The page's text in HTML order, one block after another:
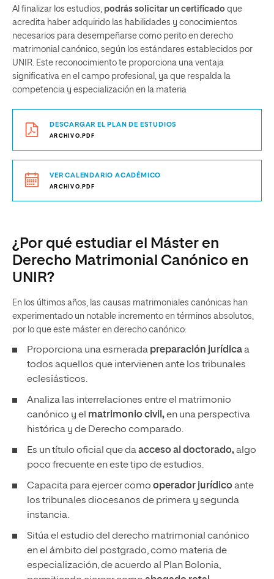
Al finalizar los estudios, podrás solicitar un certificado que
acredita haber adquirido las habilidades y conocimientos
necesarios para desempeñarse como perito en derecho
matrimonial canónico, según los estándares establecidos por
UNIR. Este reconocimiento te proporciona una ventaja
significativa en el campo profesional, ya que respalda la
competencia y especialización en la materia
DESCARGAR EL PLAN DE ESTUDIOS
ARCHIVO.PDF
VER CALENDARIO ACADÉMICO
ARCHIVO.PDF
¿Por qué estudiar el Máster en
Derecho Matrimonial Canónico en
UNIR?
En los últimos años, las causas matrimoniales canónicas han
experimentado un notable incremento en términos absolutos,
por lo que este máster en derecho canónico:
Proporciona una esmerada preparación jurídicaa
todos aquellos que intervienen ante los tribunales
eclesiásticos.
Analiza las interrelaciones entre el matrimonio
canónico y el matrimonio civil,en una perspectiva
histórica y de Derecho comparado.
Es un título oficial que daacceso al doctorado,algo
poco frecuente en este tipo de estudios.
Capacita para ejercer como operador jurídicoante
los tribunales diocesanos de primera y segunda
instancia.
Sitúa el estudio del derecho matrimonial canónico
en el ámbito del postgrado, como materia de
especialización, de acuerdo al Plan Bolonia,